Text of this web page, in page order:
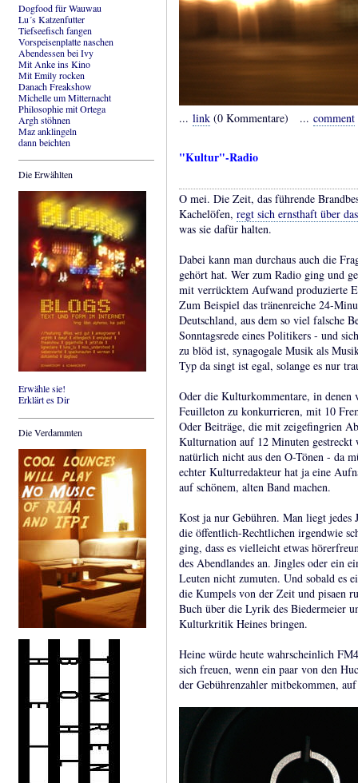
Dogfood für Wauwau
Lu´s Katzenfutter
Tiefseefisch fangen
Vorspeisenplatte naschen
Abendessen bei Ivy
Mit Anke ins Kino
Mit Emily rocken
Danach Freakshow
Michelle um Mitternacht
Philosophie mit Ortega
Argh stöhnen
Maz anklingeln
dann beichten
Die Erwählten
Erwähle sie!
Erklärt es Dir
Die Verdammten
... link (0 Kommentare) ... comment
"Kultur"-Radio
O mei. Die Zeit, das führende
Kachelöfen, regt sich ernsthaft über
was sie dafür halten.
Dabei kann man durchaus auch die
gehört hat. Wer zum Radio ging und
mit verrücktem Aufwand produzierte
Zum Beispiel das tränenreiche 24-
Deutschland, aus dem so viel falsche
Sonntagsrede eines Politikers - und
zu blöd ist, synagogale Musik als
Typ da singt ist egal, solange es nur
Oder die Kulturkommentare, in
Feuilleton zu konkurrieren, mit 10
Oder Beiträge, die mit zeigefingrien
Kulturnation auf 12 Minuten gestreckt
natürlich nicht aus den O-Tönen - da
echter Kulturredakteur hat ja eine
auf schönem, alten Band machen.
Kost ja nur Gebühren. Man liegt jedes
die öffentlich-Rechtlichen irgendwie
ging, dass es vielleicht etwas
des Abendlandes an. Jingles oder ein
Leuten nicht zumuten. Und sobald es
die Kumpels von der Zeit und pisaen
Buch über die Lyrik des Biedermeier
Kulturkritik Heines bringen.
Heine würde heute wahrscheinlich
sich freuen, wenn ein paar von den
der Gebührenzahler mitbekommen,